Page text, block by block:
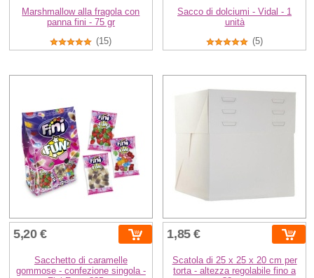
Marshmallow alla fragola con
panna fini - 75 gr
(15)
Sacco di dolciumi - Vidal - 1
unità
(5)
5,20 €
Sacchetto di caramelle
gommose - confezione singola -
1,85 €
Scatola di 25 x 25 x 20 cm per
torta - altezza regolabile fino a